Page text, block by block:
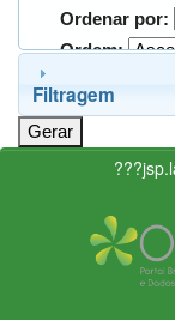
Ordenar por:
Ordem:
Filtragem